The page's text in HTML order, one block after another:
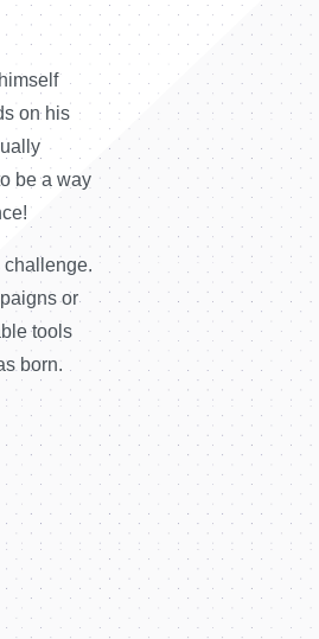
on his
be a way
challenge.
or
tools
born.
Dominik Thüsing setzte Max
Die drei Kommilitonen -
bzw.
Software für
Amazon. Mittelständische und
großes Interesse an der
Die nächste Version war
Up- und Download von
das Ende 2017
der Beta Version anband,
zwischen der
Das Tool arbeitete jetzt
wurde offiziell gegründet und das
Die Gründer stellten die
die Software weiter aus. Das
Tool wurde zu einem
welche Anpassungen getätigt
erfolgreicher zu machen.
und Gebotsmanagement
Das Team von BidX zog in ein
Mitarbeiter bot.
Das BidX Tool setzt
Werbeanzeigen und bietet
Weiterentwicklung des
Benutzerfreundlichkeit. Mit
Wunsch der Kunden nach
hinsichtlich der
funktionsumfangreichste
für Amazon Advertising
1-Click Setups vereinfachte
spart wertvolle Zeit.
Mittlerweile sind die Co-
Schöpper etablierte Experten
werden regelmäßig als
Im Jahr
Damit